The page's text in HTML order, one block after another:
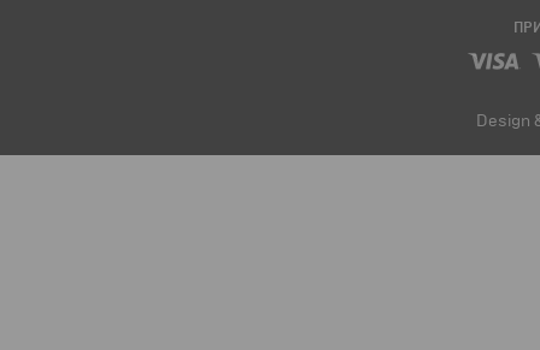
Design